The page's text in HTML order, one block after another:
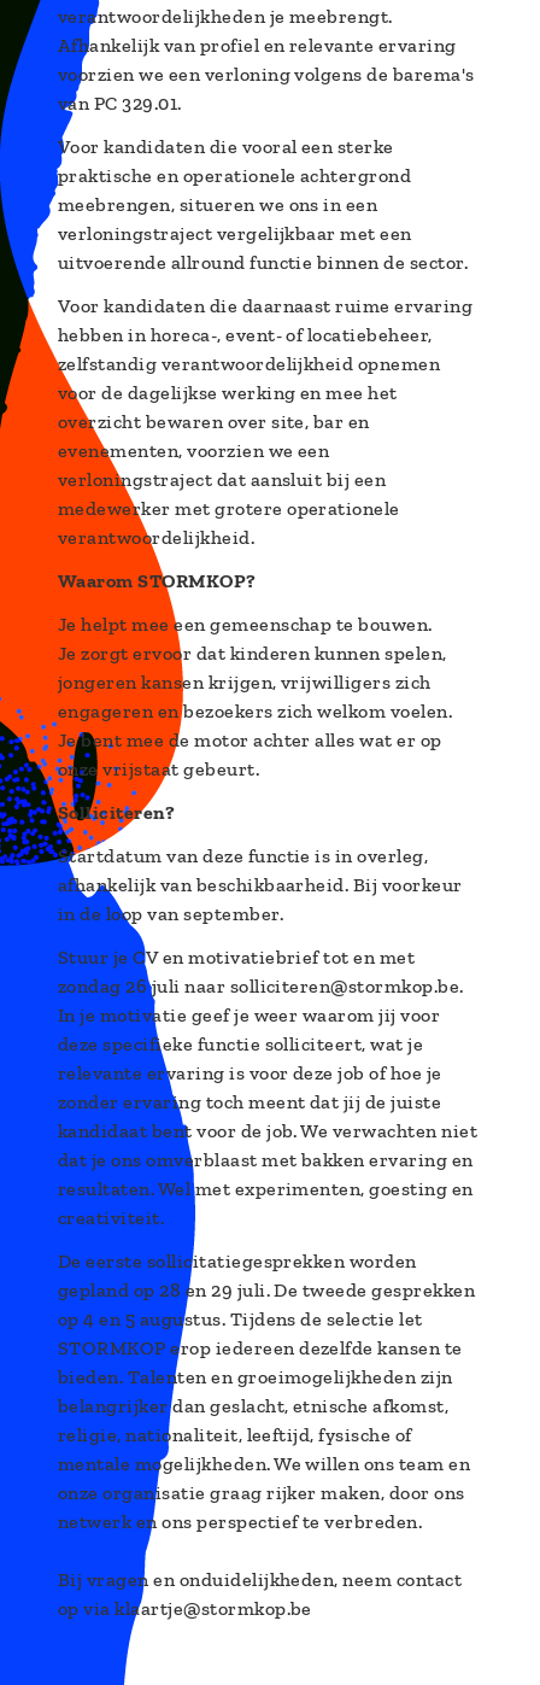
verantwoordelijkheden je meebrengt.
Afhankelijk van profiel en relevante ervaring
voorzien we een verloning volgens de barema's
van PC 329.01.
Voor kandidaten die vooral een sterke
praktische en operationele achtergrond
meebrengen, situeren we ons in een
verloningstraject vergelijkbaar met een
uitvoerende allround functie binnen de sector.
Voor kandidaten die daarnaast ruime ervaring
hebben in horeca-, event- of locatiebeheer,
zelfstandig verantwoordelijkheid opnemen
voor de dagelijkse werking en mee het
overzicht bewaren over site, bar en
evenementen, voorzien we een
verloningstraject dat aansluit bij een
medewerker met grotere operationele
verantwoordelijkheid.
Waarom STORMKOP?
Je helpt mee een gemeenschap te bouwen.
Je zorgt ervoor dat kinderen kunnen spelen,
jongeren kansen krijgen, vrijwilligers zich
engageren en bezoekers zich welkom voelen.
Je bent mee de motor achter alles wat er op
onze vrijstaat gebeurt.
Solliciteren?
Startdatum van deze functie is in overleg,
afhankelijk van beschikbaarheid. Bij voorkeur
in de loop van september.
Stuur je CV en motivatiebrief tot en met
zondag 26 juli naar solliciteren@stormkop.be.
In je motivatie geef je weer waarom jij voor
deze specifieke functie solliciteert, wat je
relevante ervaring is voor deze job of hoe je
zonder ervaring toch meent dat jij de juiste
kandidaat bent voor de job. We verwachten niet
dat je ons omverblaast met bakken ervaring en
resultaten. Wel met experimenten, goesting en
creativiteit.
De eerste sollicitatiegesprekken worden
gepland op 28 en 29 juli. De tweede gesprekken
op 4 en 5 augustus. Tijdens de selectie let
STORMKOP erop iedereen dezelfde kansen te
bieden. Talenten en groeimogelijkheden zijn
belangrijker dan geslacht, etnische afkomst,
religie, nationaliteit, leeftijd, fysische of
mentale mogelijkheden. We willen ons team en
onze organisatie graag rijker maken, door ons
netwerk en ons perspectief te verbreden.
Bij vragen en onduidelijkheden, neem contact
op via klaartje@stormkop.be